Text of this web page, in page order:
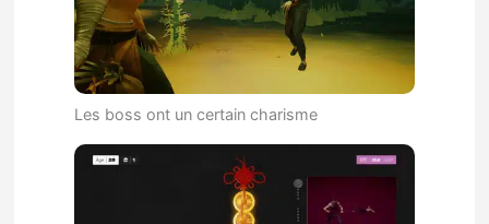
Les boss ont un certain charisme